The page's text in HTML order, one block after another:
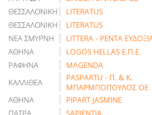
ΘΕΣΣΑΛΟΝΙΚΗ
LITERATUS
ΘΕΣΣΑΛΟΝΙΚΗ
LITERATUS
ΝΕΑ ΣΜΥΡΝΗ
LITTERA - ΡΕΝΤΑ
ΑΘΗΝΑ
LOGOS HELLAS Ε.Π.Ε.
ΡΑΦΗΝΑ
MΑGENDA
ΚΑΛΛΙΘΕΑ
PASPARTU - Π. & Κ.
ΜΠΑΡΜΠΟΠΟΥΛΟΣ ΟΕ
ΑΘΗΝΑ
PIPART JASMINE